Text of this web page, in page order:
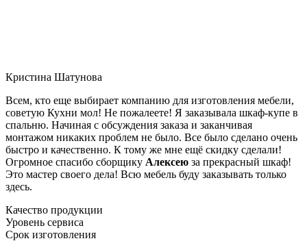
Кристина Шатунова
Всем, кто еще выбирает компанию для изготовления мебели,
советую Кухни мол! Не пожалеете! Я заказывала шкаф-купе в
спальню. Начиная с обсуждения заказа и заканчивая
монтажом никаких проблем не было. Все было сделано очень
быстро и качественно. К тому же мне ещё скидку сделали!
Огромное спасибо сборщику Алексею за прекрасный шкаф!
Это мастер своего дела! Всю мебель буду заказывать только
здесь.
Качество продукции
Уровень сервиса
Срок изготовления